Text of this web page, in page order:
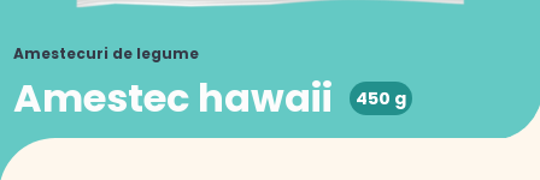
Amestecuri de legume
Amestec hawaii 450 g